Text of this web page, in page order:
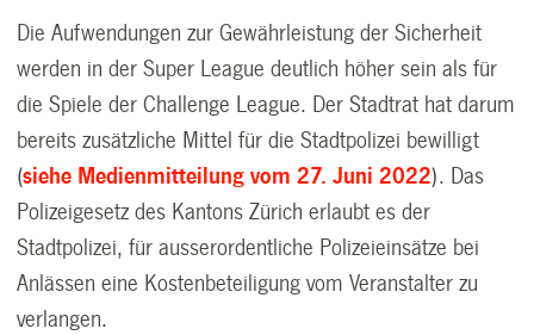
Die Aufwendungen zur Gewährleistung der Sicherheit
werden in der Super League deutlich höher sein als für
die Spiele der Challenge League. Der Stadtrat hat darum
bereits zusätzliche Mittel für die Stadtpolizei bewilligt
(siehe Medienmitteilung vom 27. Juni 2022). Das
Polizeigesetz des Kantons Zürich erlaubt es der
Stadtpolizei, für ausserordentliche Polizeieinsätze bei
Anlässen eine Kostenbeteiligung vom Veranstalter zu
verlangen.